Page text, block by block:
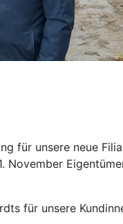
für unsere neue
November
für unsere